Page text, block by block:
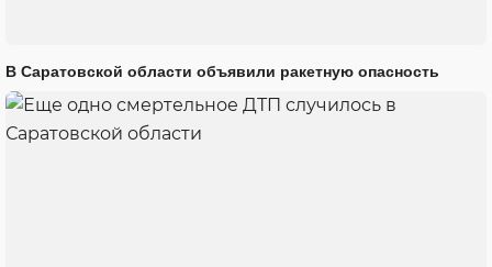
В Саратовской области объявили ракетную опасность